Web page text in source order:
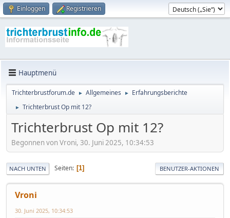
Einloggen Registrieren
Hauptmenü
Trichterbrustforum.de ► Allgemeines ► Erfahrungsberichte
► Trichterbrust Op mit 12?
Trichterbrust Op mit 12?
Begonnen von Vroni, 30. Juni 2025, 10:34:53
NACH UNTEN Seiten 1 BENUTZER-AKTIONEN
Vroni
30. Juni 2025, 10:34:53